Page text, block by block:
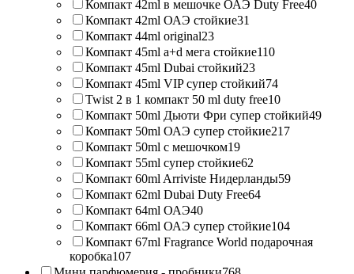
Компакт 42ml в мешочке ОАЭ Duty Free40
Компакт 42ml ОАЭ стойкие31
Компакт 44ml original23
Компакт 45ml a+d мега стойкие110
Компакт 45ml Dubai стойкий23
Компакт 45ml VIP супер стойкий74
Twist 2 в 1 компакт 50 ml duty free10
Компакт 50ml Дьюти Фри супер стойкий49
Компакт 50ml ОАЭ супер стойкие217
Компакт 50ml с мешочком19
Компакт 55ml супер стойкие62
Компакт 60ml Arriviste Нидерланды59
Компакт 62ml Dubai Duty Free64
Компакт 64ml ОАЭ40
Компакт 66ml ОАЭ супер стойкие104
Компакт 67ml Fragrance World подарочная
коробка107